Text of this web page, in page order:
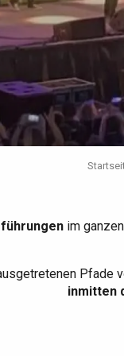
im
Pfade
inmitten